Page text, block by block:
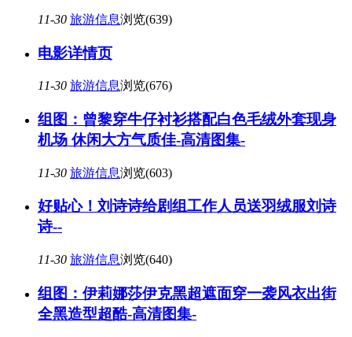
11-30 旅游信息浏览(639)
电影详情页
11-30 旅游信息浏览(676)
组图：曾黎穿牛仔衬衫搭配白色毛绒外套现身
机场 休闲大方气质佳-高清图集-
11-30 旅游信息浏览(603)
好贴心！刘诗诗给剧组工作人员送羽绒服刘诗
诗--
11-30 旅游信息浏览(640)
组图：伊莉娜莎伊克黑超遮面穿一袭风衣出街
全黑造型超酷-高清图集-